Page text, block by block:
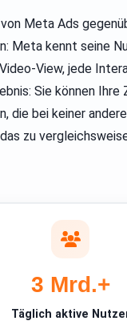
Meta Ads
Meta kennt seine
View, jede
Sie können
die bei keiner
zu
3 Mrd.+
Täglich aktive